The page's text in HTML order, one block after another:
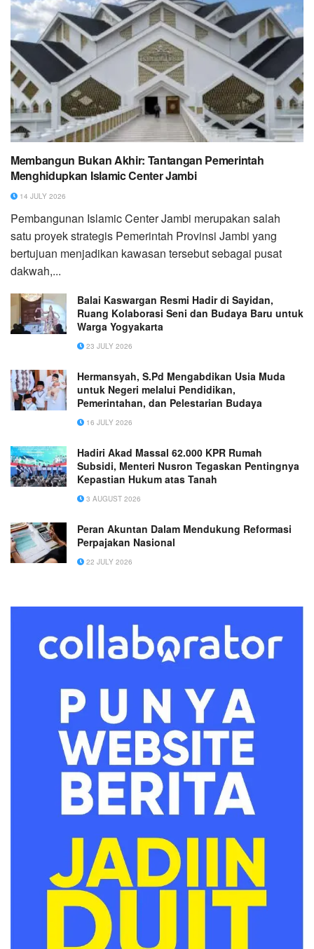
Membangun Bukan Akhir: Tantangan Pemerintah
Menghidupkan Islamic Center Jambi
14 JULY 2026
Pembangunan Islamic Center Jambi merupakan salah
satu proyek strategis Pemerintah Provinsi Jambi yang
bertujuan menjadikan kawasan tersebut sebagai pusat
dakwah,...
Balai Kaswargan Resmi Hadir di Sayidan,
Ruang Kolaborasi Seni dan Budaya Baru untuk
Warga Yogyakarta
23 JULY 2026
Hermansyah, S.Pd Mengabdikan Usia Muda
untuk Negeri melalui Pendidikan,
Pemerintahan, dan Pelestarian Budaya
16 JULY 2026
Hadiri Akad Massal 62.000 KPR Rumah
Subsidi, Menteri Nusron Tegaskan Pentingnya
Kepastian Hukum atas Tanah
3 AUGUST 2026
Peran Akuntan Dalam Mendukung Reformasi
Perpajakan Nasional
22 JULY 2026